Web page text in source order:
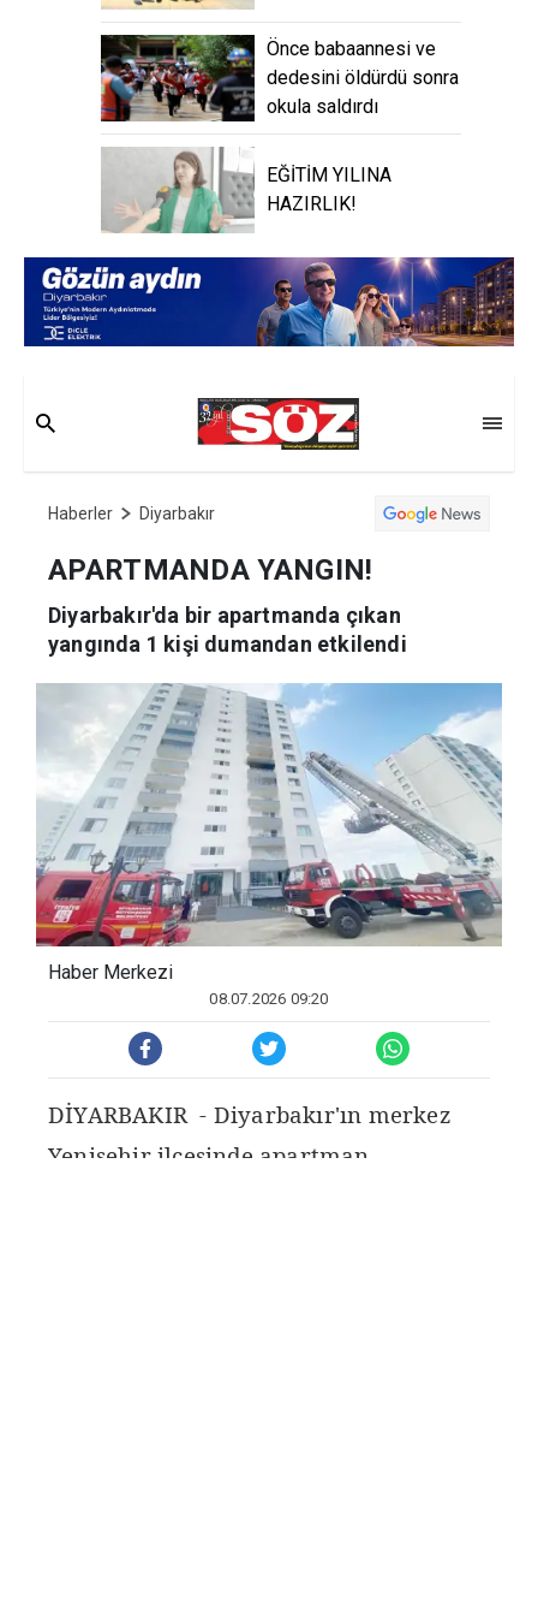
Önce babaannesi ve
dedesini öldürdü sonra
okula saldırdı
EĞİTİM YILINA
HAZIRLIK!
Haberler Diyarbakır
APARTMANDA YANGIN!
Diyarbakır'da bir apartmanda çıkan
yangında 1 kişi dumandan etkilendi
Haber Merkezi
08.07.2026 09:20
DİYARBAKIR - Diyarbakır'ın merkez
Yenişehir ilçesinde apartman